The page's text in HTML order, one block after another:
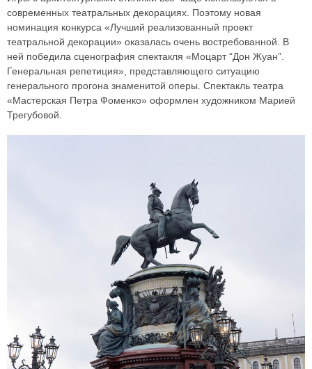
современных театральных декорациях. Поэтому новая
номинация конкурса «Лучший реализованный проект
театральной декорации» оказалась очень востребованной. В
ней победила сценография спектакля «Моцарт “Дон Жуан”.
Генеральная репетиция», представляющего ситуацию
генерального прогона знаменитой оперы. Спектакль театра
«Мастерская Петра Фоменко» оформлен художником Марией
Трегубовой.